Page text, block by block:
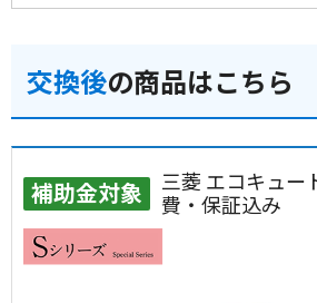
交換後の商品はこちら
補助金対象
三菱 エコキュー
費・保証込み